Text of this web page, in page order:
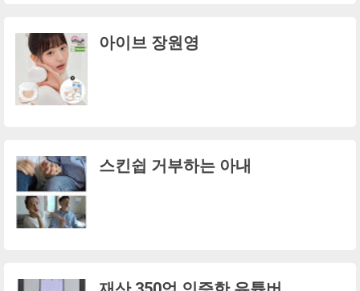
아이브 장원영
스킨쉽 거부하는 아내